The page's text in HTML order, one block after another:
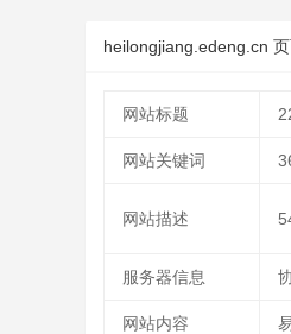
heilongjiang.edeng.cn
网站标题
网站关键词
网站描述
服务器信息
网站内容